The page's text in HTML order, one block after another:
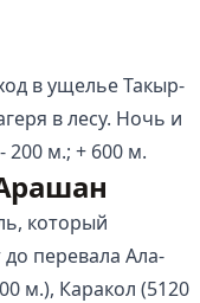
в ущелье Такыр-
в лесу. Ночь и
200 м.; + 600 м.
который
перевала Ала-
м.), Каракол (5120